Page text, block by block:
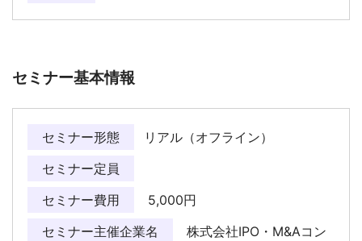
セミナー基本情報
セミナー形態
リアル（オフライン）
セミナー定員
セミナー費用
5,000円
セミナー主催企業名
株式会社IPO・M&Aコン